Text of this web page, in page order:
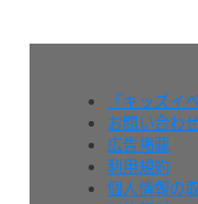
『キッズイ
お問い合わせ
広告掲載
利用規約
個人情報の